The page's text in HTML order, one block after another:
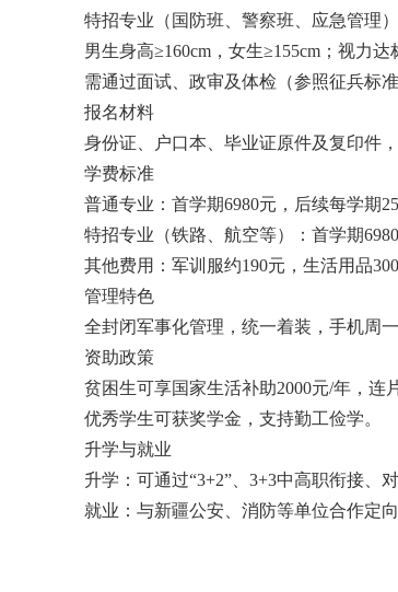
特招专业（国防班、警察班、应急管理）
男生身高≥160cm，女生≥155cm；视力
需通过面试、政审及体检（参照征兵标准
报名材料
身份证、户口本、毕业证原件及复印件
学费标准
普通专业：首学期6980元，后续每学期
特招专业（铁路、航空等）：首学期
其他费用：军训服约190元，生活用品
管理特色
全封闭军事化管理，统一着装，手机周
资助政策
贫困生可享国家生活补助2000元/年，连
优秀学生可获奖学金，支持勤工俭学。
升学与就业
升学：可通过“3+2”、3+3中高职衔接、
就业：与新疆公安、消防等单位合作定